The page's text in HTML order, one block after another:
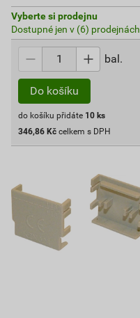
Vyberte si prodejnu
Dostupné jen v (6) prodejnách
bal.
Do košíku
do košíku přidáte 10 ks
346,86 Kč celkem s DPH